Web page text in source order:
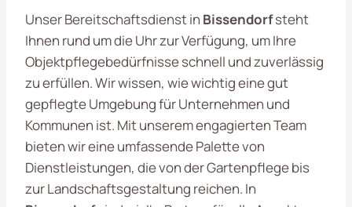
Unser Bereitschaftsdienst in Bissendorfsteht
Ihnen rund um die Uhr zur Verfügung, um Ihre
Objektpflegebedürfnisse schnell und zuverlässig
zu erfüllen. Wir wissen, wie wichtig eine gut
gepflegte Umgebung für Unternehmen und
Kommunen ist. Mit unserem engagierten Team
bieten wir eine umfassende Palette von
Dienstleistungen, die von der Gartenpflege bis
zur Landschaftsgestaltung reichen. In